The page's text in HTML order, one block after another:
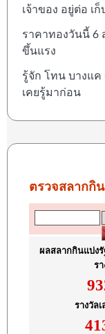
เจ้าของ อยู่ต่อ เ
ราคาทองวันนี้ 6
ขึ้นแรง
รู้จัก โทน บางแ
เคยรู้มาก่อน